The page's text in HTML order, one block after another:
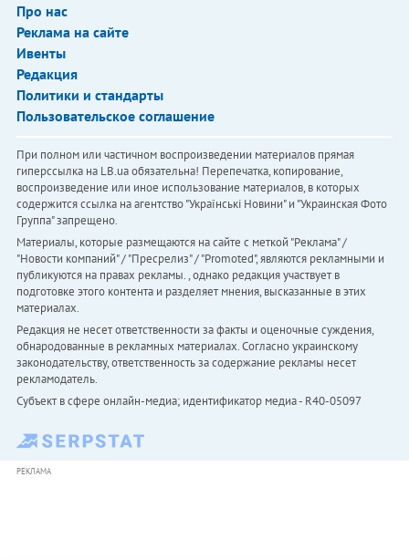
Про нас
Реклама на сайте
Ивенты
Редакция
Политики и стандарты
Пользовательское соглашение
При полном или частичном воспроизведении материалов прямая
гиперссылка на LB.ua обязательна! Перепечатка, копирование,
воспроизведение или иное использование материалов, в которых
содержится ссылка на агентство "Українськi Новини" и "Украинская Фото
Группа" запрещено.
Материалы, которые размещаются на сайте с меткой "Реклама" /
"Новости компаний" / "Пресрелиз" / "Promoted", являются рекламными и
публикуются на правах рекламы. , однако редакция участвует в
подготовке этого контента и разделяет мнения, высказанные в этих
материалах.
Редакция не несет ответственности за факты и оценочные суждения,
обнародованные в рекламных материалах. Согласно украинскому
законодательству, ответственность за содержание рекламы несет
рекламодатель.
Субъект в сфере онлайн-медиа; идентификатор медиа - R40-05097
РЕКЛАМА